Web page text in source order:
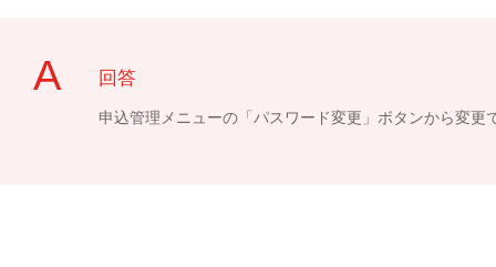
回答
申込管理メニューの「パスワード変更」ボタンから変更